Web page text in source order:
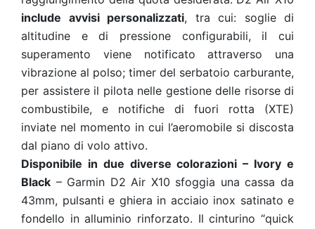
include avvisi personalizzati, tra cui: soglie di
altitudine e di pressione configurabili, il cui
superamento viene notificato attraverso una
vibrazione al polso; timer del serbatoio carburante,
per assistere il pilota nelle gestione delle risorse di
combustibile, e notifiche di fuori rotta (XTE)
inviate nel momento in cui l’aeromobile si discosta
dal piano di volo attivo.
Disponibile in due diverse colorazioni – Ivory e
Black – Garmin D2 Air X10 sfoggia una cassa da
43mm, pulsanti e ghiera in acciaio inox satinato e
fondello in alluminio rinforzato. Il cinturino “quick